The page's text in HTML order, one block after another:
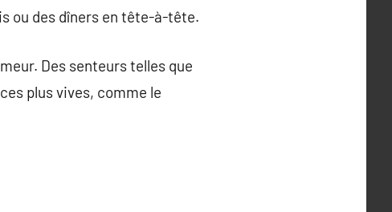
ou des dîners en tête-à-tête.
Des senteurs telles que
plus vives, comme le